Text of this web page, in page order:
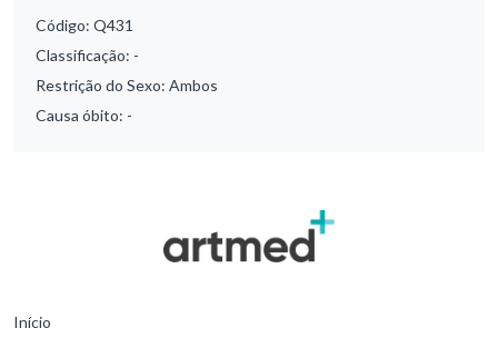
Código: Q431
Classificação: -
Restrição do Sexo: Ambos
Causa óbito: -
Início